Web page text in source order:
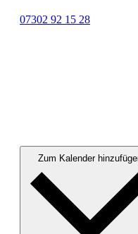
07302 92 15 28